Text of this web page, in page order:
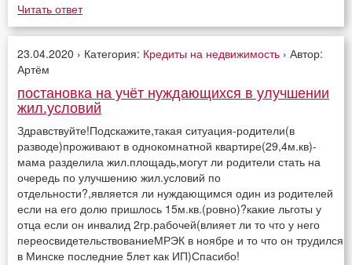
Читать ответ
23.04.2020 › Категория: Кредиты на недвижимость › Автор:
Артём
постановка на учёт нуждающихся в улучшении
жил.условий
Здравствуйте!Подскажите,такая ситуация-родители(в
разводе)проживают в однокомнатной квартире(29,4м.кв)-
мама разделила жил.площадь,могут ли родители стать на
очередь по улучшению жил.условий по
отдельности?,является ли нуждающимся один из родителей
если на его долю пришлось 15м.кв.(ровно)?какие льготы у
отца если он инвалид 2гр.рабочей(влияет ли то что у него
переосвидетельствованиеМРЭК в ноябре и то что он трудился
в Минске последние 5лет как ИП)Спасибо!